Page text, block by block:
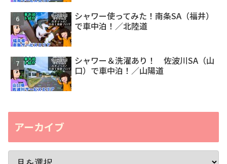
シャワー使ってみた！南条SA（福井）
で車中泊！／北陸道
シャワー＆洗濯あり！ 佐波川SA（山
口）で車中泊！／山陽道
アーカイブ